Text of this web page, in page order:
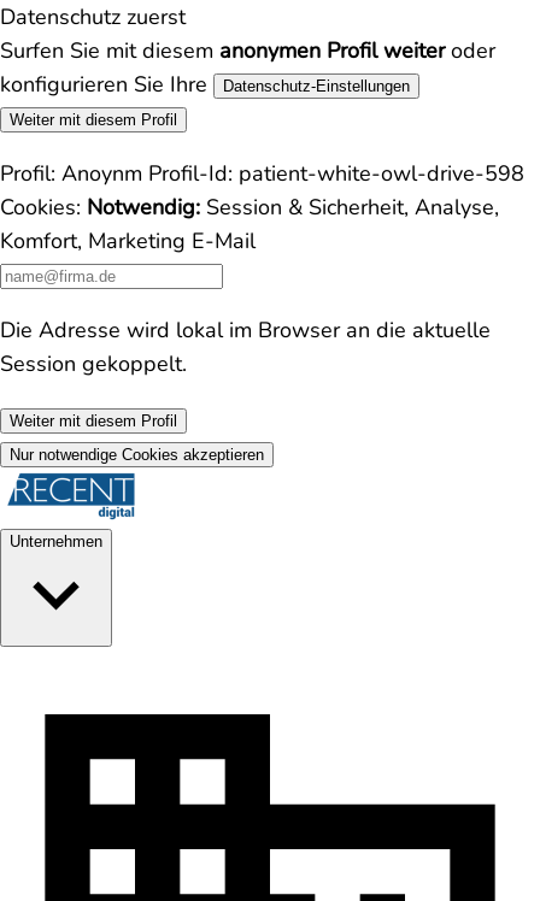
Datenschutz zuerst
Surfen Sie mit diesem anonymen Profil weiteroder
konfigurieren Sie Ihre
Datenschutz-Einstellungen
Weiter mit diesem Profil
Profil: Anoynm Profil-Id: patient-white-owl-drive-598
Cookies: Notwendig: Session & Sicherheit, Analyse,
Komfort, Marketing E-Mail
Die Adresse wird lokal im Browser an die aktuelle
Session gekoppelt.
Weiter mit diesem Profil
Nur notwendige Cookies akzeptieren
Unternehmen